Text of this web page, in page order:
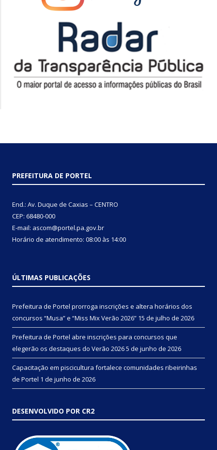
PREFEITURA DE PORTEL
End.: Av. Duque de Caxias – CENTRO
CEP: 68480-000
E-mail: ascom@portel.pa.gov.br
Horário de atendimento: 08:00 às 14:00
ÚLTIMAS PUBLICAÇÕES
Prefeitura de Portel prorroga inscrições e altera horários dos
concursos “Musa” e “Miss Mix Verão 2026” 15 de julho de 2026
Prefeitura de Portel abre inscrições para concursos que
elegerão os destaques do Verão 20265 de junho de 2026
Capacitação em piscicultura fortalece comunidades ribeirinhas
de Portel 1 de junho de 2026
DESENVOLVIDO POR CR2